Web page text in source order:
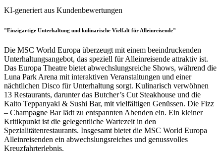
KI-generiert aus Kundenbewertungen
"Einzigartige Unterhaltung und kulinarische Vielfalt für Alleinreisende"
Die MSC World Europa überzeugt mit einem beeindruckenden
Unterhaltungsangebot, das speziell für Alleinreisende attraktiv ist.
Das Europa Theatre bietet abwechslungsreiche Shows, während die
Luna Park Arena mit interaktiven Veranstaltungen und einer
nächtlichen Disco für Unterhaltung sorgt. Kulinarisch verwöhnen
13 Restaurants, darunter das Butcher’s Cut Steakhouse und die
Kaito Teppanyaki & Sushi Bar, mit vielfältigen Genüssen. Die Fizz
– Champagne Bar lädt zu entspannten Abenden ein. Ein kleiner
Kritikpunkt ist die gelegentliche Wartezeit in den
Spezialitätenrestaurants. Insgesamt bietet die MSC World Europa
Alleinreisenden ein abwechslungsreiches und genussvolles
Kreuzfahrterlebnis.